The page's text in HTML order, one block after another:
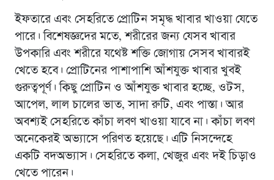
ইফতারে এবং সেহরিতে প্রোটিন সমৃদ্ধ খাবার খাওয়া যেতে
পারে। বিশেষজ্ঞদের মতে, শরীরের জন্য যেসব খাবার
উপকারি এবং শরীরে যথেষ্ট শক্তি জোগায় সেসব খাবারই
খেতে হবে। প্রোটিনের পাশাপাশি আঁশযুক্ত খাবার খুবই
গুরুত্বপূর্ণ। কিছু প্রোটিন ও আঁশযুক্ত খাবার হচ্ছে, ওটস,
আপেল, লাল চালের ভাত, সাদা রুটি, এবং পাস্তা। আর
অবশ্যই সেহরিতে কাঁচা লবণ খাওয়া যাবে না। কাঁচা লবণ
অনেকেরই অভ্যাসে পরিণত হয়েছে। এটি নিসন্দেহে
একটি বদঅভ্যাস। সেহরিতে কলা, খেজুর এবং দই চিড়াও
খেতে পারেন।